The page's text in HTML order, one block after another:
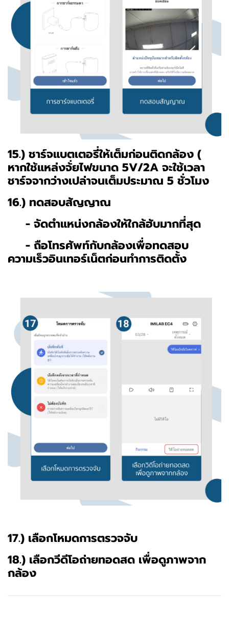
15.) ชาร์จแบตเตอรี่ให้เต็มก่อนติดกล้อง (
หากใช้แหล่งจ้่ยไฟขนาด 5V/2A จะใช้เวลา
ชาร์จจากว่างเปล่าจนเต็มประมาณ 5 ชั่วโมง
16.) ทดสอบสัญญาณ
- จัดตำแหน่งกล้องให้ใกล้ฮับมากที่สุด
- ถือโทรศัพท์กับกล้องเพื่อทดสอบ
ความเร็วอินเทอร์เน็ตก่อนทำการติดตั้ง
17.) เลือกโหมดการตรวจจับ
18.) เลือกวีดีโอถ่ายทอดสด เพื่อดูภาพจาก
กล้อง